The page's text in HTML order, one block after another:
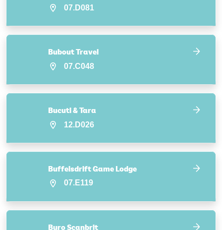
07.D081
Bubout Travel
07.C048
Bucuti & Tara
12.D026
Buffelsdrift Game Lodge
07.E119
Buro Scanbrit